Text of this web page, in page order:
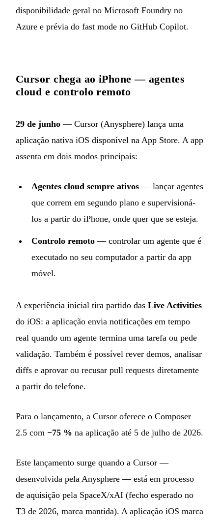
disponibilidade geral no Microsoft Foundry no
Azure e prévia do fast mode no GitHub Copilot.
Cursor chega ao iPhone — agentes
cloud e controlo remoto
29 de junho — Cursor (Anysphere) lança uma
aplicação nativa iOS disponível na App Store. A app
assenta em dois modos principais:
Agentes cloud sempre ativos — lançar agentes
que correm em segundo plano e supervisioná-
los a partir do iPhone, onde quer que se esteja.
Controlo remoto — controlar um agente que é
executado no seu computador a partir da app
móvel.
A experiência inicial tira partido das Live Activities
do iOS: a aplicação envia notificações em tempo
real quando um agente termina uma tarefa ou pede
validação. Também é possível rever demos, analisar
diffs e aprovar ou recusar pull requests diretamente
a partir do telefone.
Para o lançamento, a Cursor oferece o Composer
2.5 com −75 % na aplicação até 5 de julho de 2026.
Este lançamento surge quando a Cursor —
desenvolvida pela Anysphere — está em processo
de aquisição pela SpaceX/xAI (fecho esperado no
T3 de 2026, marca mantida). A aplicação iOS marca